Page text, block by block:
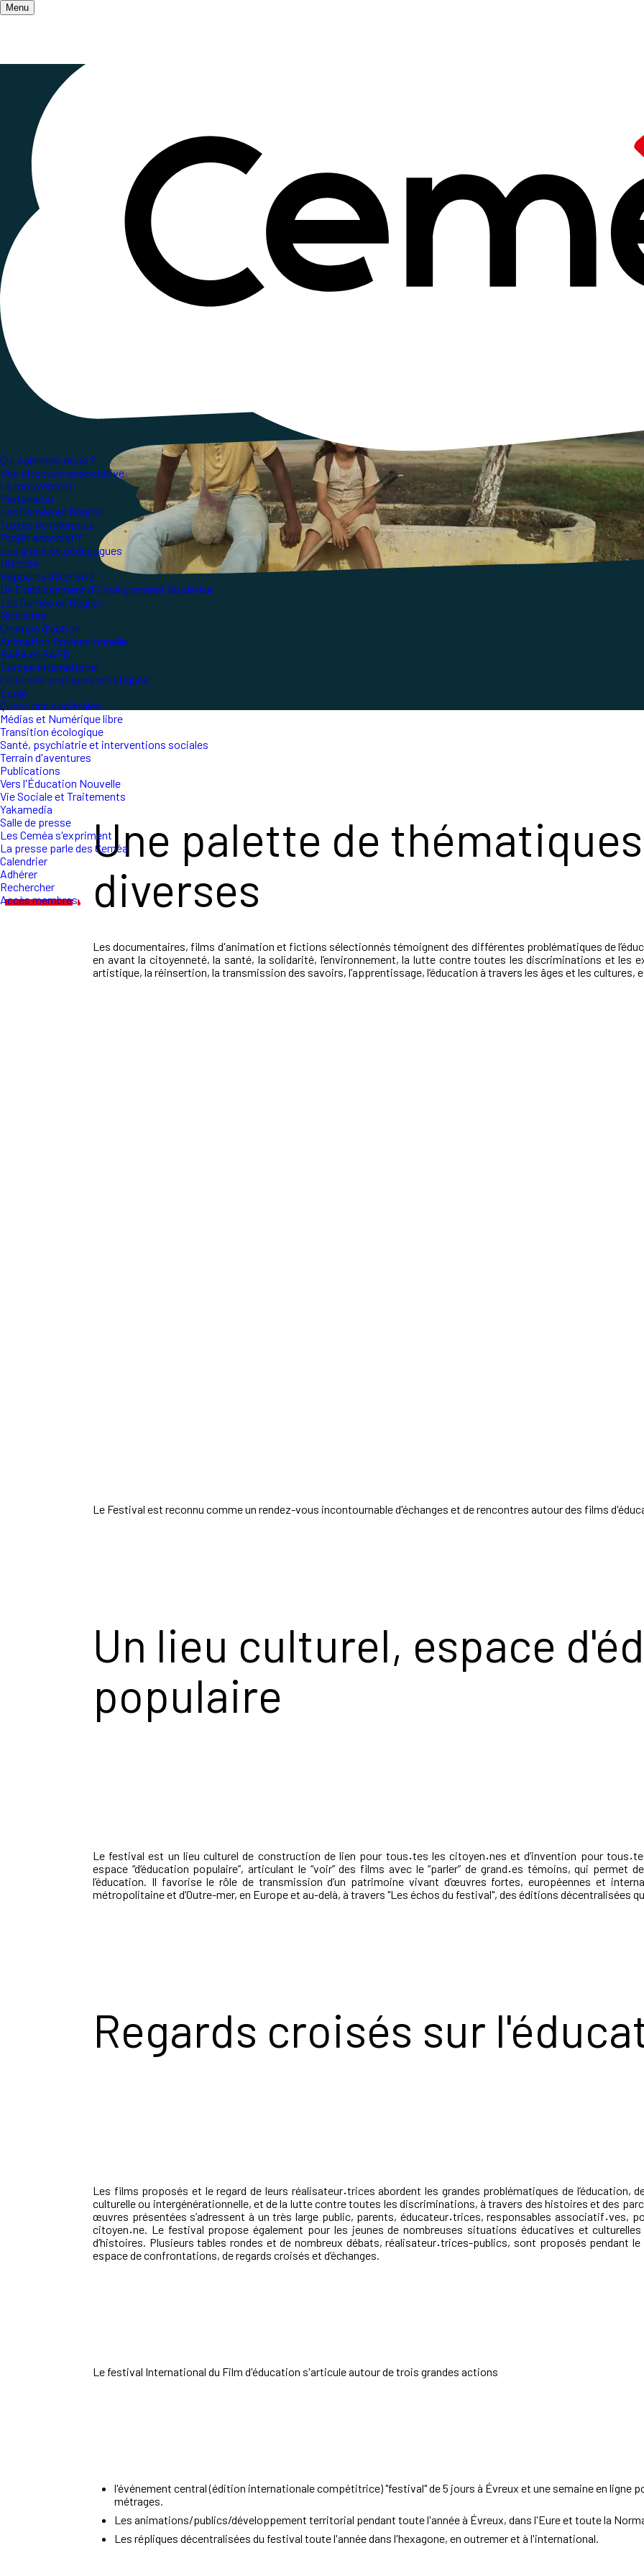
Menu
Qui sommes-nous ?
Une structure associative
Le mouvement
Partenariat
Les Ceméa en Région
Textes de référence
Projet associatif
Les grand.es pédagogues
Histoire
Rapports d'Activité
Un Etablissement d'Enseignement Supérieur
Les Ceméa en Région
Nos sites
Champs d'action
Animation Professionnelle
BAFA et BAFD
Europe international
Culture et pratiques artistiques
École
Questions sociétales
Médias et Numérique libre
Transition écologique
Santé, psychiatrie et interventions sociales
Terrain d'aventures
Publications
Vers l'Éducation Nouvelle
Vie Sociale et Traitements
Yakamedia
Salle de presse
Les Ceméa s'expriment
La presse parle des Ceméa
Calendrier
Adhérer
Rechercher
Accès membres
Les champs d'action
Le festival International du
d'Éducation
9 novembre 2022 , mis à jour le
20 mai 2026 à 12h25
Lecture ~2 minutes
Une palette de
diverses
Les documentaires, films d'animation et fictions sélectionnés témoignent des différentes problématiques de
en avant la citoyenneté, la santé, la solidarité, l’environnement, la lutte contre toutes les discriminations et les
artistique, la réinsertion, la transmission des savoirs, l’apprentissage, l’éducation à travers les âges et les cultures,
Le Festival est reconnu comme un rendez-vous incontournable d'échanges et de rencontres autour des films
Un lieu culturel, espace
populaire
Le festival est un lieu culturel de construction de lien pour tous·tes les citoyen·nes et d’invention pour tous·
espace “d’éducation populaire”, articulant le “voir” des films avec le “parler” de grand·es témoins, qui permet
l’éducation. Il favorise le rôle de transmission d’un patrimoine vivant d’œuvres fortes, européennes et
métropolitaine et d’Outre-mer, en Europe et au-delà, à travers "Les échos du festival", des éditions décentralisées
Regards croisés sur
Les films proposés et le regard de leurs réalisateur·trices abordent les grandes problématiques de l’éducation,
culturelle ou intergénérationnelle, et de la lutte contre toutes les discriminations, à travers des histoires et des
œuvres présentées s’adressent à un très large public, parents, éducateur·trices, responsables associatif·ves,
citoyen·ne. Le festival propose également pour les jeunes de nombreuses situations éducatives et
d’histoires. Plusieurs tables rondes et de nombreux débats, réalisateur·trices-publics, sont proposés pendant
espace de confrontations, de regards croisés et d’échanges.
Le festival International du Film d'éducation s'articule autour de trois grandes actions
l'événement central (édition internationale compétitrice) "festival" de 5 jours à Évreux et une semaine en ligne
métrages.
Les animations/publics/développement territorial pendant toute l'année à Évreux, dans l'Eure et toute la
Les répliques décentralisées du festival toute l'année dans l'hexagone, en outremer et à l'international.